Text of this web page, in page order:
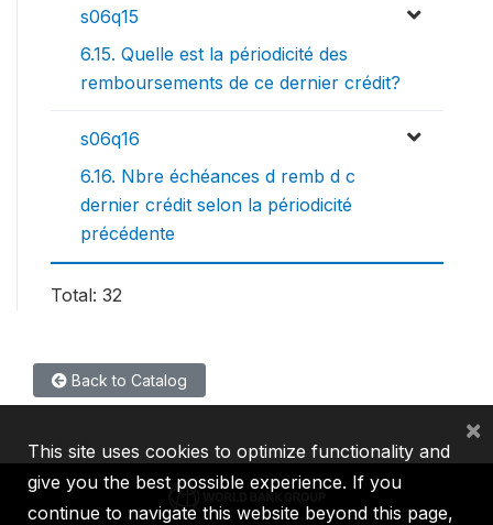
s06q15
6.15. Quelle est la périodicité des
remboursements de ce dernier crédit?
s06q16
6.16. Nbre échéances d remb d c
dernier crédit selon la périodicité
précédente
Total: 32
Back to Catalog
This site uses cookies to optimize functionality and
give you the best possible experience. If you
continue to navigate this website beyond this page,
×